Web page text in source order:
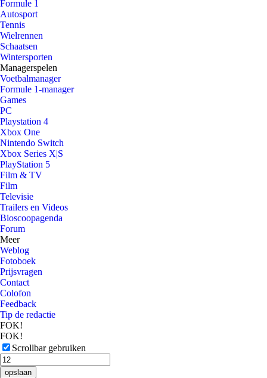
Formule 1
Autosport
Tennis
Wielrennen
Schaatsen
Wintersporten
Managerspelen
Voetbalmanager
Formule 1-manager
Games
PC
Playstation 4
Xbox One
Nintendo Switch
Xbox Series X|S
PlayStation 5
Film & TV
Film
Televisie
Trailers en Videos
Bioscoopagenda
Forum
Meer
Weblog
Fotoboek
Prijsvragen
Contact
Colofon
Feedback
Tip de redactie
FOK!
FOK!
Scrollbar gebruiken
opslaan